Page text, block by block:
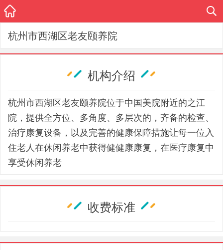
杭州市西湖区老友颐养院
机构介绍
杭州市西湖区老友颐养院位于中国美院附近的之江
院，提供全方位、多角度、多层次的，齐备的检查、
治疗康复设备，以及完善的健康保障措施让每一位入
住老人在休闲养老中获得健健康康复，在医疗康复中
享受休闲养老
收费标准